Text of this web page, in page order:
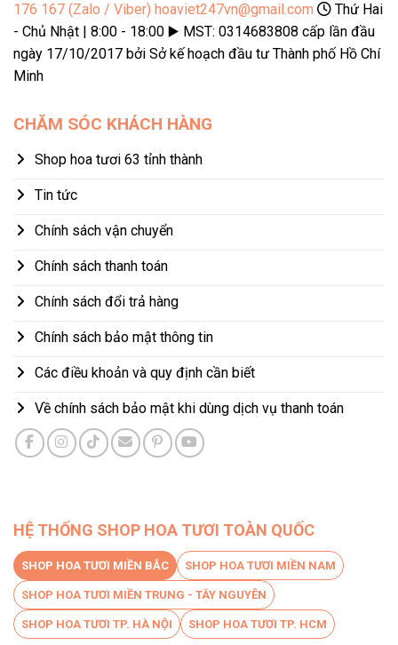
176 167 (Zalo / Viber) hoaviet247vn@gmail.com
Thứ Hai
- Chủ Nhật | 8:00 - 18:00 ▶️ MST: 0314683808 cấp lần đầu
ngày 17/10/2017 bởi Sở kế hoạch đầu tư Thành phố Hồ Chí
Minh
CHĂM SÓC KHÁCH HÀNG
Shop hoa tươi 63 tỉnh thành
Tin tức
Chính sách vận chuyển
Chính sách thanh toán
Chính sách đổi trả hàng
Chính sách bảo mật thông tin
Các điều khoản và quy định cần biết
Về chính sách bảo mật khi dùng dịch vụ thanh toán
HỆ THỐNG SHOP HOA TƯƠI TOÀN QUỐC
SHOP HOA TƯƠI MIỀN BẮC SHOP HOA TƯƠI MIỀN NAM
SHOP HOA TƯƠI MIỀN TRUNG - TÂY NGUYÊN
SHOP HOA TƯƠI TP. HÀ NỘI SHOP HOA TƯƠI TP. HCM